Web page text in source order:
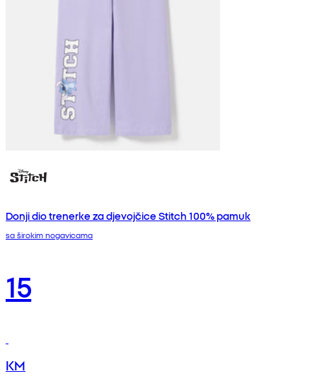
Donji dio trenerke za djevojčice Stitch 100% pamuk
sa širokim nogavicama
15
KM